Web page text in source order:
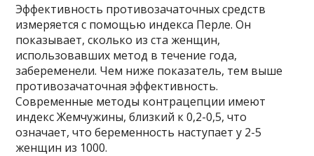
Эффективность противозачаточных средств
измеряется с помощью индекса Перле. Он
показывает, сколько из ста женщин,
использовавших метод в течение года,
забеременели. Чем ниже показатель, тем выше
противозачаточная эффективность.
Современные методы контрацепции имеют
индекс Жемчужины, близкий к 0,2-0,5, что
означает, что беременность наступает у 2-5
женщин из 1000.